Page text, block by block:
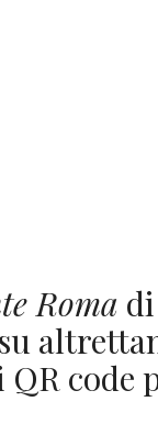
Roma